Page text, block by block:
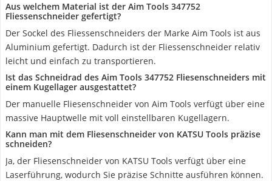
Aus welchem Material ist der Aim Tools 347752
Fliessenschneider gefertigt?
Der Sockel des Fliessenschneiders der Marke Aim Tools ist aus
Aluminium gefertigt. Dadurch ist der Fliessenschneider relativ
leicht und einfach zu transportieren.
Ist das Schneidrad des Aim Tools 347752 Fliesenschneiders mit
einem Kugellager ausgestattet?
Der manuelle Fliesenschneider von Aim Tools verfügt über eine
massive Hauptwelle mit voll einstellbaren Kugellagern.
Kann man mit dem Fliesenschneider von KATSU Tools präzise
schneiden?
Ja, der Fliesenschneider von KATSU Tools verfügt über eine
Laserführung, wodurch Sie präzise Schnitte ausführen können.